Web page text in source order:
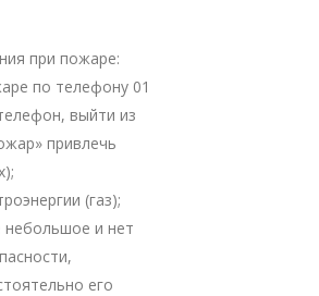
при пожаре:
по телефону 01
выйти из
привлечь
(газ);
небольшое и нет
его